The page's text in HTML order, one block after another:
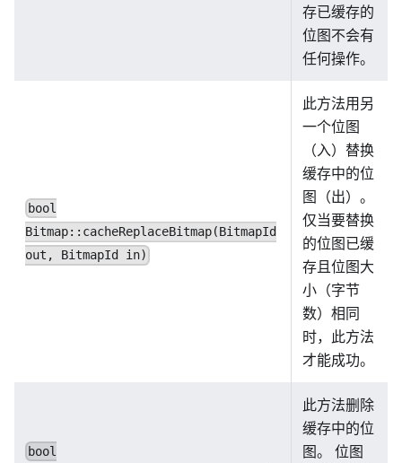
存已缓存的
位图不会有
任何操作。
bool
Bitmap::cacheReplaceBitmap(BitmapId
out, BitmapId in)
此方法用另
一个位图
（入）替换
缓存中的位
图（出）。
仅当要替换
的位图已缓
存且位图大
小（字节
数）相同
时，此方法
才能成功。
bool
此方法删除
缓存中的位
图。 位图